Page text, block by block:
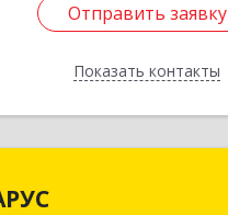
Отправить заявку
Показать контакты
Отправить заявку
Назад